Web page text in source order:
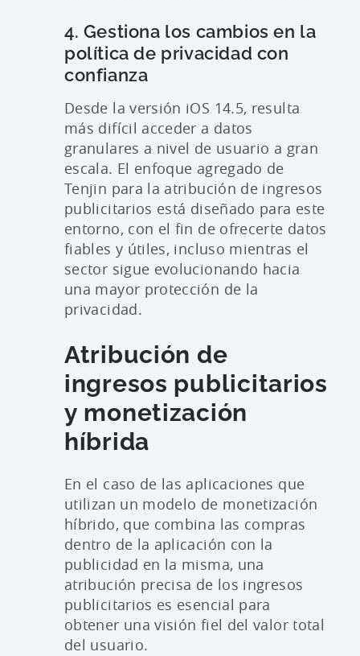
4. Gestiona los cambios en la
política de privacidad con
confianza
Desde la versión iOS 14.5, resulta
más difícil acceder a datos
granulares a nivel de usuario a gran
escala. El enfoque agregado de
Tenjin para la atribución de ingresos
publicitarios está diseñado para este
entorno, con el fin de ofrecerte datos
fiables y útiles, incluso mientras el
sector sigue evolucionando hacia
una mayor protección de la
privacidad.
Atribución de
ingresos publicitarios
y monetización
híbrida
En el caso de las aplicaciones que
utilizan un modelo de monetización
híbrido, que combina las compras
dentro de la aplicación con la
publicidad en la misma, una
atribución precisa de los ingresos
publicitarios es esencial para
obtener una visión fiel del valor total
del usuario.